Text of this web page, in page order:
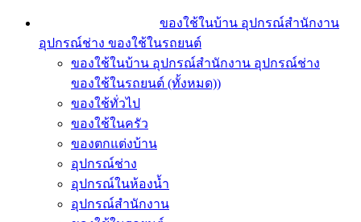
ของใช้ในบ้าน อุปกรณ์สำนักงาน
อุปกรณ์ช่าง ของใช้ในรถยนต์
ของใช้ในบ้าน อุปกรณ์สำนักงาน อุปกรณ์ช่าง
ของใช้ในรถยนต์ (ทั้งหมด))
ของใช้ทั่วไป
ของใช้ในครัว
ของตกแต่งบ้าน
อุปกรณ์ช่าง
อุปกรณ์ในห้องน้ำ
อุปกรณ์สำนักงาน